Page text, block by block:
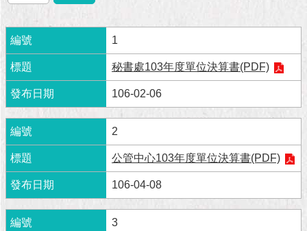
公
施
政
願
景
及
成
果
市
資
料
1
秘書處103年度單位決算書(PDF)
106-02-06
2
公管中心103年度單位決算書(PDF)
106-04-08
3